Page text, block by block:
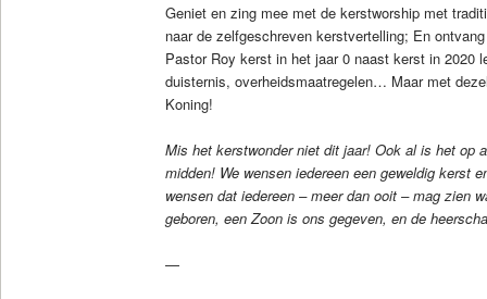
Geniet en zing mee met de kerstworship met
naar de zelfgeschreven kerstvertelling; En
Pastor Roy kerst in het jaar 0 naast kerst in 2020
duisternis, overheidsmaatregelen… Maar met
Koning!
Mis het kerstwonder niet dit jaar! Ook al is het op
midden! We wensen iedereen een geweldig kerst
wensen dat iedereen – meer dan ooit – mag zien
geboren, een Zoon is ons gegeven, en de
—